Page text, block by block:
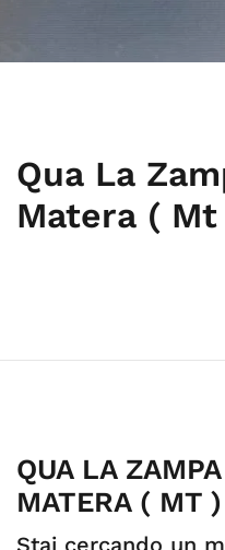
Qua La
Matera ( Mt
QUA LA
MATERA ( MT )
Stai cercando un